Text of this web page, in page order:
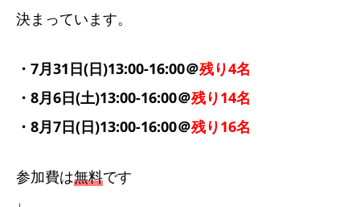
決まっています。
・7月31日(日)13:00-16:00＠残り4名
・8月6日(土)13:00-16:00＠残り14名
・8月7日(日)13:00-16:00＠残り16名
参加費は無料です